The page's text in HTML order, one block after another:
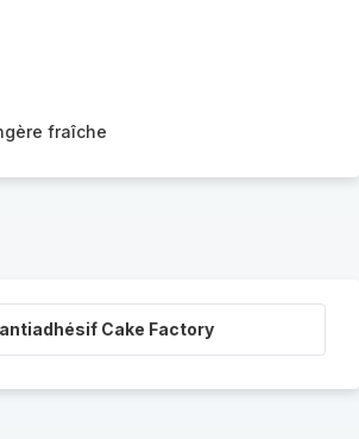
fraîche
Cake Factory